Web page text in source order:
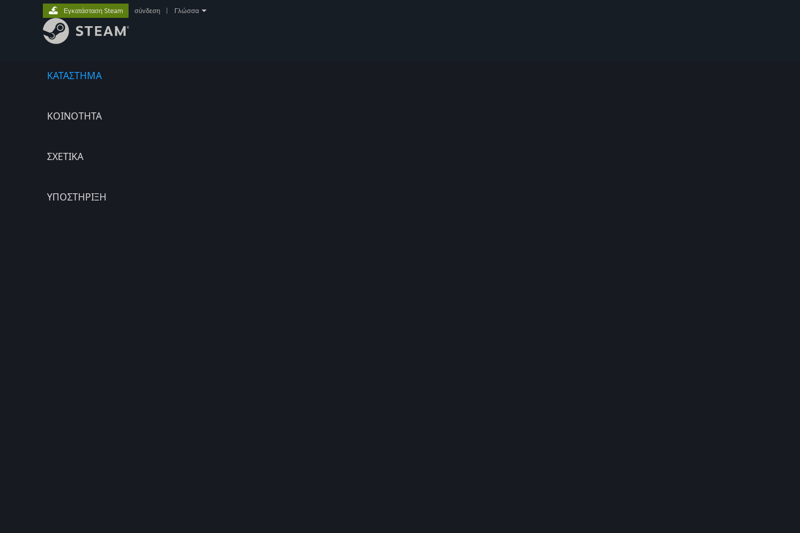
ΚΑΤΑΣΤΗΜΑ
ΚΟΙΝΟΤΗΤΑ
ΣΧΕΤΙΚΆ
ΥΠΟΣΤΗΡΙΞΗ
Εγκατάσταση Steam σύνδεση Γλώσσα